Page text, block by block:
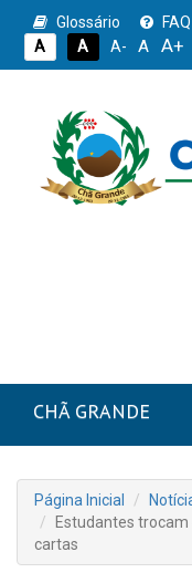
Glossário FAQ
A
A A- A A+
CHÃ GRANDE
Página Inicial
Estudantes
cartas